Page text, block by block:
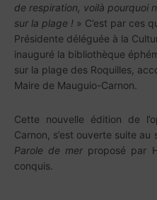
de respiration, voilà pourquoi
sur la plage ! » C’est par ces
Présidente déléguée à la
inauguré la bibliothèque
sur la plage des Roquilles,
Maire de Mauguio-Carnon.
Cette nouvelle édition de
Carnon, s’est ouverte suite au
Parole de mer proposé par
conquis.